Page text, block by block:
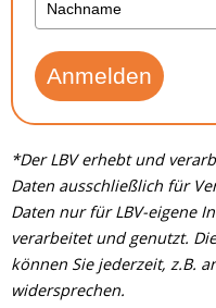
Anmelden
*Der LBV erhebt und
Daten ausschließlich für
Daten nur für LBV-eigene
verarbeitet und genutzt.
können Sie jederzeit, z.B.
widersprechen.